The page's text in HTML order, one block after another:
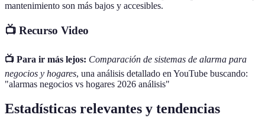
mantenimiento son más bajos y accesibles.
📺 Recurso Video
📺 Para ir más lejos: Comparación de sistemas de alarma para
negocios y hogares, una análisis detallado en YouTube buscando:
"alarmas negocios vs hogares 2026 análisis"
Estadísticas relevantes y tendencias